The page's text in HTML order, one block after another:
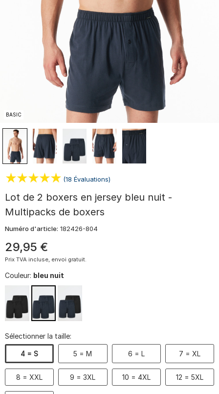
BASIC
(18 Évaluations)
Lot de 2 boxers en jersey bleu nuit -
Multipacks de boxers
Numéro d'article: 182426-804
29,95 €
Prix TVA incluse, envoi gratuit.
Couleur: bleu nuit
Sélectionner la taille:
4 = S 5 = M 6 = L 7 = XL
8 = XXL 9 = 3XL 10 = 4XL 12 = 5XL